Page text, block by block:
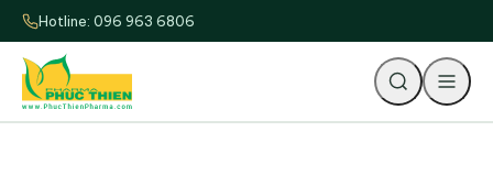
Hotline: 096 963 6806